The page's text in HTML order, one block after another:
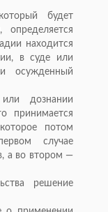
будет
определяется
находится
в
суде или
осужденный
или дознании
принимается
потом
случае
а во втором —
решение